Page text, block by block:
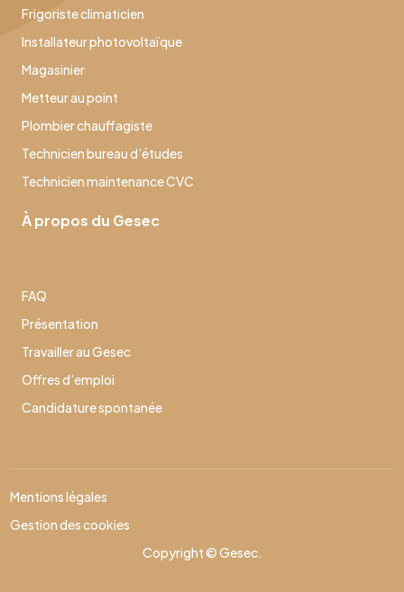
Frigoriste climaticien
Installateur photovoltaïque
Magasinier
Metteur au point
Plombier chauffagiste
Technicien bureau d’études
Technicien maintenance CVC
À propos du Gesec
FAQ
Présentation
Travailler au Gesec
Offres d’emploi
Candidature spontanée
Copyright © Gesec.
Mentions légales
Gestion des cookies